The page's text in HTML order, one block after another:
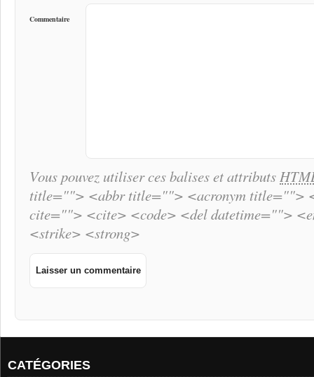
Commentaire
Vous pouvez utiliser ces balises et attributs
title=""> <abbr title=""> <acronym title="">
cite=""> <cite> <code> <del datetime="">
<strike> <strong>
CATÉGORIES